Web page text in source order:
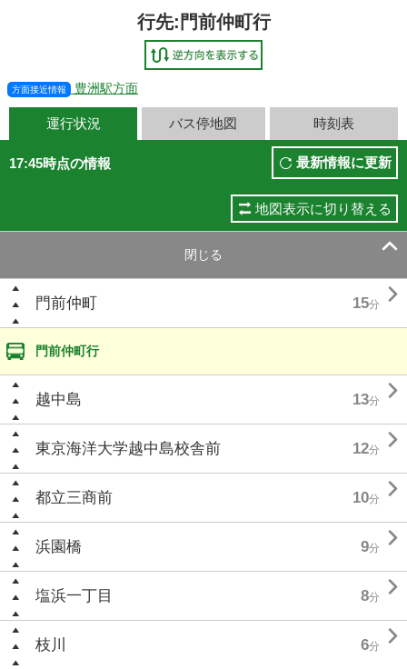
行先:門前仲町行
方面接近情報 豊洲駅方面
運行状況 バス停地図 時刻表
17:45時点の情報 最新情報に更新
地図表示に切り替える
閉じる 
門前仲町 15分 
門前仲町行
越中島 13分 
東京海洋大学越中島校舎前 12分 
都立三商前 10分 
浜園橋 9分 
塩浜一丁目 8分 
枝川 6分 